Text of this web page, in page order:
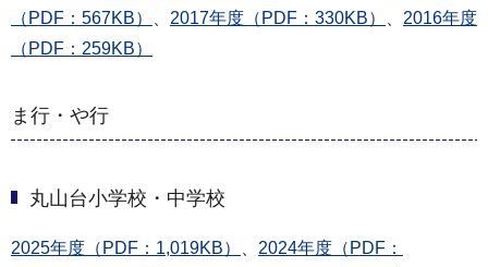
（PDF：567KB）
2017年度（PDF：330KB）
2016年度
（PDF：259KB）
ま行・や行
丸山台小学校・中学校
2025年度（PDF：1,019KB）
2024年度（PDF：